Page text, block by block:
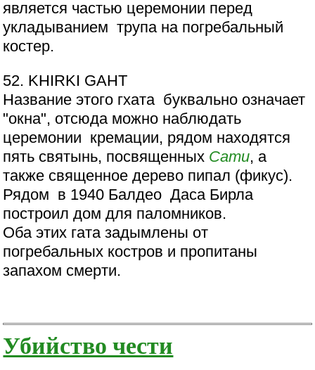
является частью церемонии перед
укладыванием трупа на погребальный
костер.
52. KHIRKI GAHT
Название этого гхата буквально означает
"окна", отсюда можно наблюдать
церемонии кремации, рядом находятся
пять святынь, посвященных Сати, а
также священное дерево пипал (фикус).
Рядом в 1940 Балдео Даса Бирла
построил дом для паломников.
Оба этих гата задымлены от
погребальных костров и пропитаны
запахом смерти.
Убийство чести